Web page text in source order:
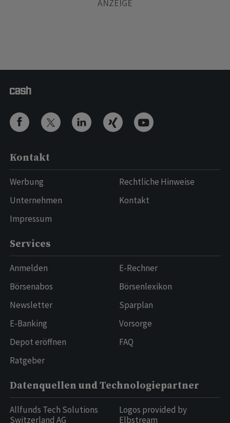
Kontakt
Werbung
Unternehmen
Impressum
Rechtliche Hinweise
Kontakt
Services
Anmelden
Börsenabos
Newsletter
E-Banking
Depot eröffnen
Ratgeber
E-Rechner
Börsenlexikon
Sparplan
Vorsorge
FAQ
Datenquellen und Technologiepartner
Allfunds Tech Solutions
Switzerland AG
Logos provided by
Elbstream